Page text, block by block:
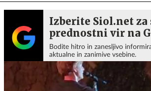
Izberite Siol.net za
prednostni vir na
Bodite hitro in zanesljivo
aktualne in zanimive vsebine.